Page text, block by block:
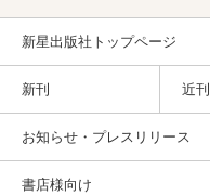
新星出版社トップページ
新刊 近刊
お知らせ・プレスリリース
書店様向け